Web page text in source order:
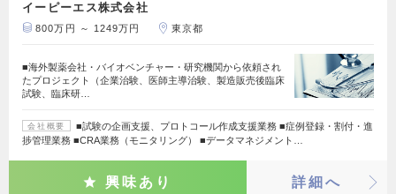
イーピーエス株式会社
800万円 ～ 1249万円 東京都
■海外製薬会社・バイオベンチャー・研究機関から依頼され
たプロジェクト（企業治験、医師主導治験、製造販売後臨床
試験、臨床研…
会社概要
■試験の企画支援、プロトコール作成支援業務 ■症例登録・割付・進
捗管理業務 ■CRA業務（モニタリング） ■データマネジメント…
興味あり 詳細へ